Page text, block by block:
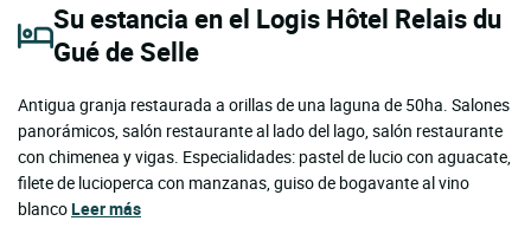
Su estancia en el Logis Hôtel Relais du
Gué de Selle
Antigua granja restaurada a orillas de una laguna de 50ha. Salones
panorámicos, salón restaurante al lado del lago, salón restaurante
con chimenea y vigas. Especialidades: pastel de lucio con aguacate,
filete de lucioperca con manzanas, guiso de bogavante al vino
blancoLeer más